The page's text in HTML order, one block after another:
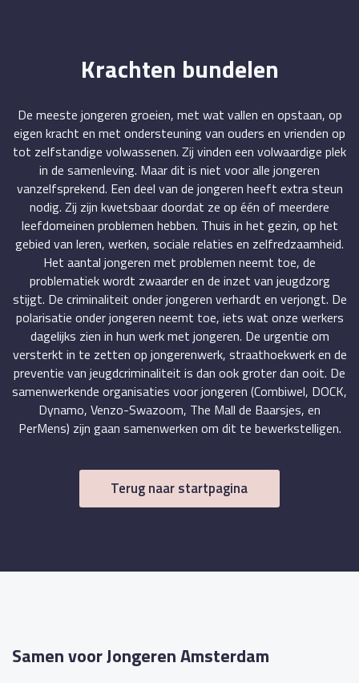
Krachten bundelen
De meeste jongeren groeien, met wat vallen en opstaan, op
eigen kracht en met ondersteuning van ouders en vrienden op
tot zelfstandige volwassenen. Zij vinden een volwaardige plek
in de samenleving. Maar dit is niet voor alle jongeren
vanzelfsprekend. Een deel van de jongeren heeft extra steun
nodig. Zij zijn kwetsbaar doordat ze op één of meerdere
leefdomeinen problemen hebben. Thuis in het gezin, op het
gebied van leren, werken, sociale relaties en zelfredzaamheid.
Het aantal jongeren met problemen neemt toe, de
problematiek wordt zwaarder en de inzet van jeugdzorg
stijgt. De criminaliteit onder jongeren verhardt en verjongt. De
polarisatie onder jongeren neemt toe, iets wat onze werkers
dagelijks zien in hun werk met jongeren. De urgentie om
versterkt in te zetten op jongerenwerk, straathoekwerk en de
preventie van jeugdcriminaliteit is dan ook groter dan ooit. De
samenwerkende organisaties voor jongeren (Combiwel, DOCK,
Dynamo, Venzo-Swazoom, The Mall de Baarsjes, en
PerMens) zijn gaan samenwerken om dit te bewerkstelligen.
Terug naar startpagina
Samen voor Jongeren Amsterdam